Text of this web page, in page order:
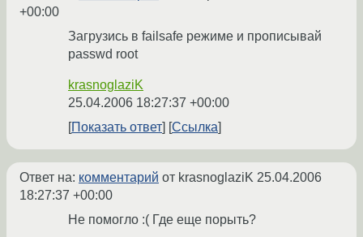
+00:00
Загрузись в failsafe режиме и прописывай
passwd root
krasnoglaziK
25.04.2006 18:27:37 +00:00
Показать ответ
Ссылка
Ответ на: комментарий от krasnoglaziK 25.04.2006
18:27:37 +00:00
Не помогло :( Где еще порыть?